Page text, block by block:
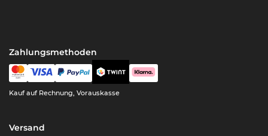
Zahlungsmethoden
Kauf auf Rechnung, Vorauskasse
Versand